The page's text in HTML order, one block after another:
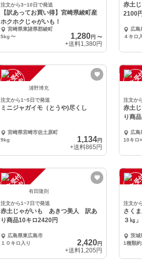
注文から3~10日で発送
【訳あってお買い得】宮崎県綾町産
ホクホクじゃがいも！
宮崎県東諸県郡綾町
5kg 〜 1,280円〜
+送料1,380円
赤土
2100
広島
４キロ
注
文
受
付
停
止
中 浦野博充
注文から1~5日で発送
ミニジャガイモ（とうや)尽くし
宮崎県宮崎市佐土原町
9kg
1,134円
+送料865円
注文か
赤土
り商
広島
10キロ
注
文
受
付
停
止
中 有田隆則
注文から1~7日で発送
赤土じゃがいも あきつ美人 訳あ
り商品10キロ2420円
広島県東広島市
１０キロ入り
2,420円
+送料1,205円
注文か
さく
３㎏」
茨城
1種類